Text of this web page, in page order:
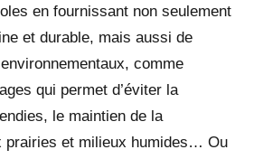
en fournissant non seulement
et durable, mais aussi de
comme
qui permet d’éviter la
le maintien de la
prairies et milieux humides… Ou